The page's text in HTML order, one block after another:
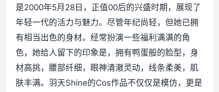
技术分享
值得一看
资源资讯
是2000年5月28日，正值00后的兴盛时期，展现了
年轻一代的活力与魅力。尽管年纪尚轻，但她已拥
有相当出色的身材。经常扮演一些福利满满的角
色，她给人留下的印象是，拥有鸭蛋般的脸型，身
材高挑，腰部纤细，眼神清澈灵动，线条柔美，肌
肤丰满。羽天Shine的Cos作品不仅仅是模仿，更是